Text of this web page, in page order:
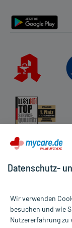
Alle Preise gelten
Datenschutz-
Wir verwenden
besuchen und wie
Nutzererfahrung zu